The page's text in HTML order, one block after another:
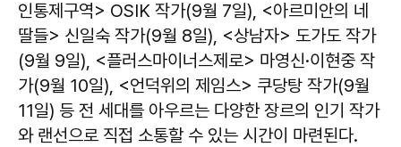
인통제구역> OSIK 작가(9월 7일), <아르미안의 네
딸들> 신일숙 작가(9월 8일), <상남자> 도가도 작가
(9월 9일), <플러스마이너스제로> 마영신·이현중 작
가(9월 10일), <언덕위의 제임스> 쿠당탕 작가(9월
11일) 등 전 세대를 아우르는 다양한 장르의 인기 작가
와 랜선으로 직접 소통할 수 있는 시간이 마련된다.